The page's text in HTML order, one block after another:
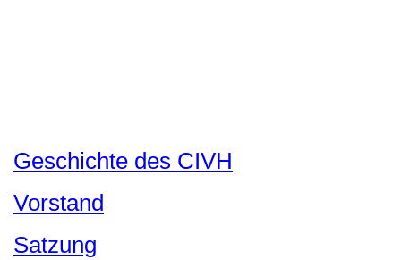
Geschichte des CIVH
Vorstand
Satzung